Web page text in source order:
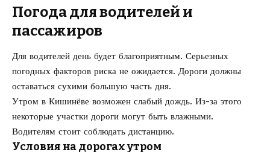
Погода для водителей и
пассажиров
Для водителей день будет благоприятным. Серьезных
погодных факторов риска не ожидается. Дороги должны
оставаться сухими большую часть дня.
Утром в Кишинёве возможен слабый дождь. Из-за этого
некоторые участки дороги могут быть влажными.
Водителям стоит соблюдать дистанцию.
Условия на дорогах утром